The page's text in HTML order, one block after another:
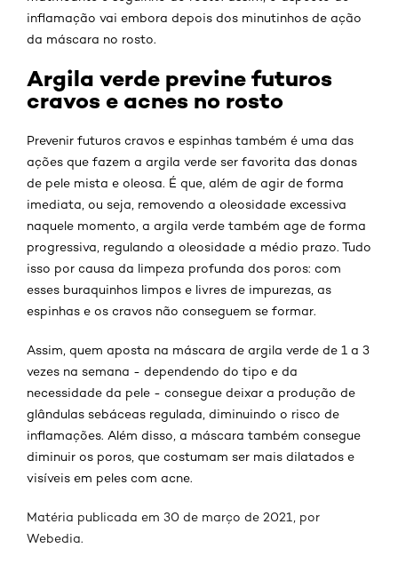
inflamação vai embora depois dos minutinhos de ação
da máscara no rosto.
Argila verde previne futuros
cravos e acnes no rosto
Prevenir futuros cravos e espinhas também é uma das
ações que fazem a argila verde ser favorita das donas
de pele mista e oleosa. É que, além de agir de forma
imediata, ou seja, removendo a oleosidade excessiva
naquele momento, a argila verde também age de forma
progressiva, regulando a oleosidade a médio prazo. Tudo
isso por causa da limpeza profunda dos poros: com
esses buraquinhos limpos e livres de impurezas, as
espinhas e os cravos não conseguem se formar.
Assim, quem aposta na máscara de argila verde de 1 a 3
vezes na semana - dependendo do tipo e da
necessidade da pele - consegue deixar a produção de
glândulas sebáceas regulada, diminuindo o risco de
inflamações. Além disso, a máscara também consegue
diminuir os poros, que costumam ser mais dilatados e
visíveis em peles com acne.
Matéria publicada em 30 de março de 2021, por
Webedia.